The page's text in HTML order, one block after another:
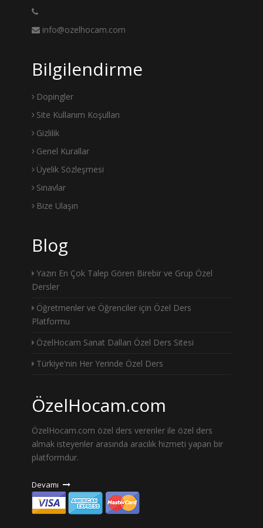
info@ozelhocam.com
Bilgilendirme
Dopingler
Site Kullanım Koşulları
Gizlilik
Genel Kurallar
Üyelik Sözleşmesi
Sınavlar
Bize Ulaşın
Blog
Yazın En Çok Talep Gören Birebir ve Grup Özel
Dersler
Öğretmenler ve Öğrenciler için Özel Ders
Platformu
ÖzelHocam Sanat Dalları Özel Ders Sitesi
Türkiye'nin Her Yerinde Özel Ders
ÖzelHocam.com
ÖzelHocam.com özel ders verenler ile özel ders
almak isteyenler arasında aracılık hizmeti yapan bir
platformdur.
Devamı